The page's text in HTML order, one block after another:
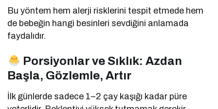
Bu yöntem hem alerji risklerini tespit etmede hem
de bebeğin hangi besinleri sevdiğini anlamada
faydalıdır.
Porsiyonlar ve Sıklık: Azdan
Başla, Gözlemle, Artır
İlk günlerde sadece 1–2 çay kaşığı kadar püre